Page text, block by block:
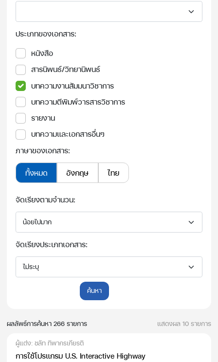
ประเภทของเอกสาร:
หนังสือ
สารนิพนธ์/วิทยานิพนธ์
บทความงานสัมมนาวิชาการ
บทความตีพิมพ์วารสารวิชาการ
รายงาน
บทความและเอกสารอื่นๆ
ภาษาของเอกสาร:
ทั้งหมด อังกฤษ ไทย
จัดเรียงตามจำนวน:
จัดเรียงประเภทเอกสาร:
ค้นหา
ผลลัพธ์การค้นหา 266รายการ แสดงผล 10 รายการ
ผู้แต่ง: ชลัท ทิพากรเกียรติ
การใช้โปรแกรม U.S. Interactive Highway